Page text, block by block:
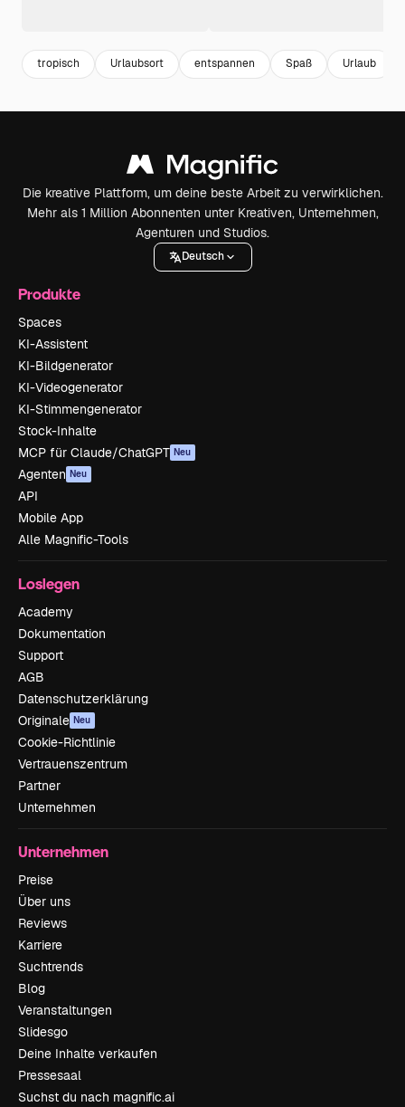
tropisch Urlaubsort entspannen Spaß Urlaub
Die kreative Plattform, um deine beste Arbeit zu verwirklichen.
Mehr als 1 Million Abonnenten unter Kreativen, Unternehmen,
Agenturen und Studios.
Deutsch
Produkte
Spaces
KI-Assistent
KI-Bildgenerator
KI-Videogenerator
KI-Stimmengenerator
Stock-Inhalte
MCP für Claude/ChatGPT Neu
Agenten Neu
API
Mobile App
Alle Magnific-Tools
Loslegen
Academy
Dokumentation
Support
AGB
Datenschutzerklärung
Originale Neu
Cookie-Richtlinie
Vertrauenszentrum
Partner
Unternehmen
Unternehmen
Preise
Über uns
Reviews
Karriere
Suchtrends
Blog
Veranstaltungen
Slidesgo
Deine Inhalte verkaufen
Pressesaal
Suchst du nach magnific.ai